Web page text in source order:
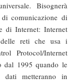
Bisognerà
comunicazione di
di Internet: Internet
reti che usa i
Protocol/Internet
dal 1995 quando le
dati metteranno in